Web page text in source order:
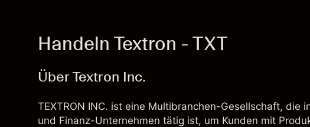
Handeln Textron - TXT
Über Textron Inc.
TEXTRON INC. ist eine Multibranchen-Gesellschaft, die
und Finanz-Unternehmen tätig ist, um Kunden mit